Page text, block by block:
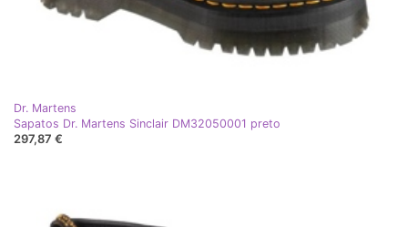
Dr. Martens
Sapatos Dr. Martens Sinclair DM32050001 preto
297,87 €